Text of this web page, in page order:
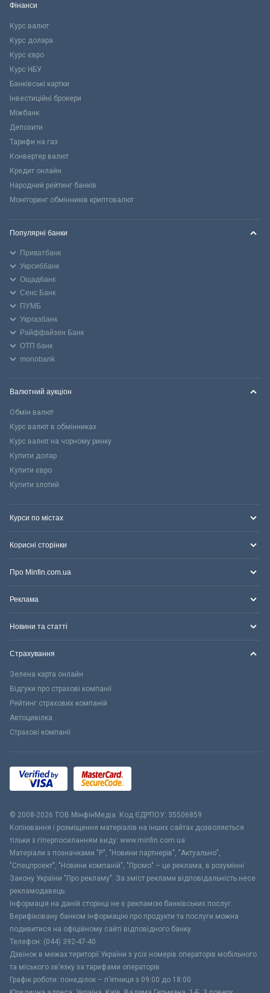
Фінанси
Курс валют
Курс долара
Курс євро
Курс НБУ
Банківські картки
Інвестиційні брокери
Міжбанк
Депозити
Тарифи на газ
Конвертер валют
Кредит онлайн
Народний рейтинг банків
Моніторинг обмінників криптовалют
Популярні банки
Приватбанк
Укрсиббанк
Ощадбанк
Сенс Банк
ПУМБ
Укргазбанк
Райффайзен Банк
ОТП банк
monobank
Валютний аукціон
Обмін валют
Курс валют в обмінниках
Курс валют на чорному ринку
Купити долар
Купити євро
Купити злотий
Курси по містах
Корисні сторінки
Про Minfin.com.ua
Реклама
Новини та статті
Страхування
Зелена карта онлайн
Відгуки про страхові компанії
Рейтинг страхових компаній
Автоцивілка
Страхові компанії
© 2008-2026 ТОВ МiнфiнМедiа. Код ЄДРПОУ: 35506859
Копіювання і розміщення матеріалів на інших сайтах дозволяється
тільки з гіперпосиланням виду: www.minfin.com.ua
Матеріали з позначками "Р", "Новини партнерів", "Актуально",
"Спецпроект", "Новини компаній", "Промо" – це реклама, в розумінні
Закону України "Про рекламу". За зміст реклами відповідальність несе
рекламодавець.
Інформація на даній сторінці не є рекламою банківських послуг.
Верифіковану банком інформацію про продукти та послуги можна
подивитися на офіційному сайті відповідного банку.
Телефон: (044) 392-47-40
Дзвінок в межах території України з усіх номерів операторів мобільного
та міського зв’язку за тарифами операторів
Графік роботи: понеділок – п’ятниця з 09:00 до 18:00